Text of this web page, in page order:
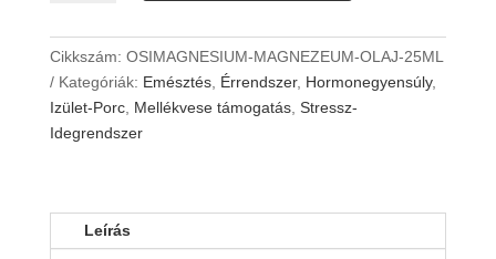
Érzékeny
Bőrre
125ml
mennyiség
Cikkszám: OSIMAGNESIUM-MAGNEZEUM-OLAJ-25ML
Kategóriák: Emésztés, Érrendszer, Hormonegyensúly,
Izület-Porc, Mellékvese támogatás, Stressz-
Idegrendszer
Leírás